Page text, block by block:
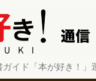
イド「本が好き！」